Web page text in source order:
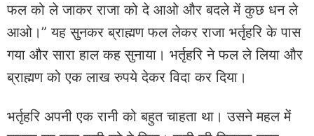
फल को ले जाकर राजा को दे आओ और बदले में कुछ धन ले
आओ।” यह सुनकर ब्राह्मण फल लेकर राजा भर्तृहरि के पास
गया और सारा हाल कह सुनाया। भर्तृहरि ने फल ले लिया और
ब्राह्मण को एक लाख रुपये देकर विदा कर दिया।
भर्तृहरि अपनी एक रानी को बहुत चाहता था। उसने महल में